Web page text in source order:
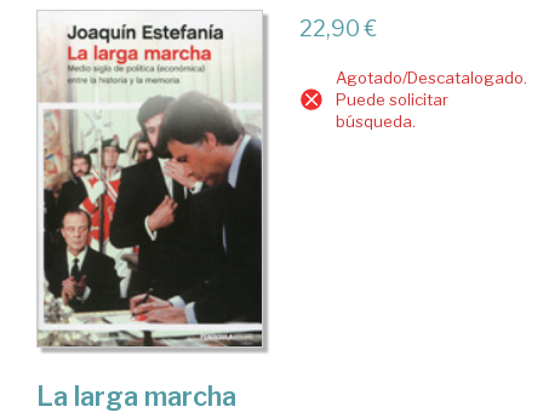
22,90 €
Agotado/Descatalogado.
Puede solicitar
búsqueda.
La larga marcha